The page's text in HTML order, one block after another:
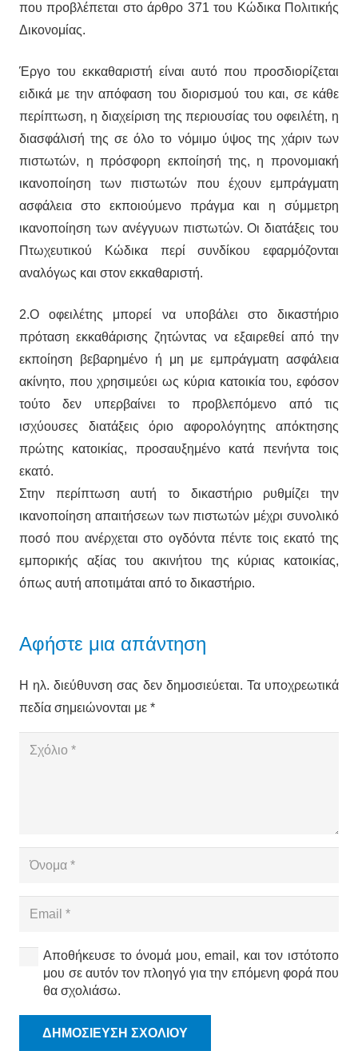
που προβλέπεται στο άρθρο 371 του Κώδικα Πολιτικής
Δικονομίας.
Έργο του εκκαθαριστή είναι αυτό που προσδιορίζεται
ειδικά με την απόφαση του διορισμού του και, σε κάθε
περίπτωση, η διαχείριση της περιουσίας του οφειλέτη, η
διασφάλισή της σε όλο το νόμιμο ύψος της χάριν των
πιστωτών, η πρόσφορη εκποίησή της, η προνομιακή
ικανοποίηση των πιστωτών που έχουν εμπράγματη
ασφάλεια στο εκποιούμενο πράγμα και η σύμμετρη
ικανοποίηση των ανέγγυων πιστωτών. Οι διατάξεις του
Πτωχευτικού Κώδικα περί συνδίκου εφαρμόζονται
αναλόγως και στον εκκαθαριστή.
2.Ο οφειλέτης μπορεί να υποβάλει στο δικαστήριο
πρόταση εκκαθάρισης ζητώντας να εξαιρεθεί από την
εκποίηση βεβαρημένο ή μη με εμπράγματη ασφάλεια
ακίνητο, που χρησιμεύει ως κύρια κατοικία του, εφόσον
τούτο δεν υπερβαίνει το προβλεπόμενο από τις
ισχύουσες διατάξεις όριο αφορολόγητης απόκτησης
πρώτης κατοικίας, προσαυξημένο κατά πενήντα τοις
εκατό.
Στην περίπτωση αυτή το δικαστήριο ρυθμίζει την
ικανοποίηση απαιτήσεων των πιστωτών μέχρι συνολικό
ποσό που ανέρχεται στο ογδόντα πέντε τοις εκατό της
εμπορικής αξίας του ακινήτου της κύριας κατοικίας,
όπως αυτή αποτιμάται από το δικαστήριο.
Αφήστε μια απάντηση
Η ηλ. διεύθυνση σας δεν δημοσιεύεται. Τα υποχρεωτικά
πεδία σημειώνονται με *
Αποθήκευσε το όνομά μου, email, και τον ιστότοπο
μου σε αυτόν τον πλοηγό για την επόμενη φορά που
θα σχολιάσω.
ΔΗΜΟΣΊΕΥΣΗ ΣΧΟΛΊΟΥ